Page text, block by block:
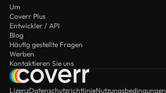
Um
Coverr Plus
Entwickler / API
Blog
Häufig gestellte Fragen
Werben
Kontaktieren Sie uns
LizenzDatenschutzrichtlinieNutzungsbedingungen